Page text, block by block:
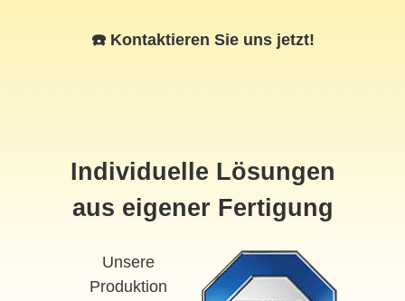
☎️ Kontaktieren Sie uns jetzt!
Individuelle Lösungen
aus eigener Fertigung
Unsere
Produktion